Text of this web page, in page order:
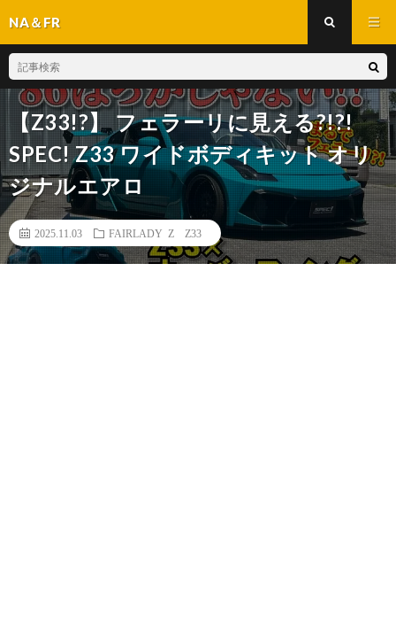
NA＆FR
【Z33!?】 フェラーリに見える?!?!
SPEC! Z33 ワイドボディキット オリ
ジナルエアロ
2025.11.03 FAIRLADY Z Z33